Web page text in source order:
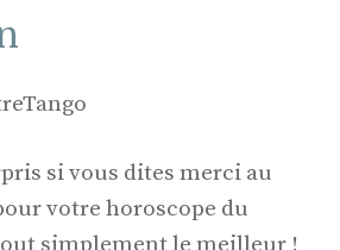
si vous dites merci au
votre horoscope du